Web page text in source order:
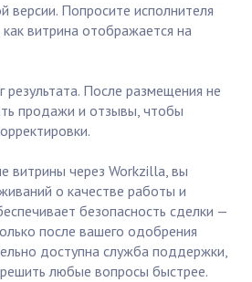
версии. Попросите исполнителя
витрина отображается на
результата. После размещения не
продажи и отзывы, чтобы
витрины через Workzilla, вы
о качестве работы и
безопасность сделки —
после вашего одобрения
доступна служба поддержки,
любые вопросы быстрее.